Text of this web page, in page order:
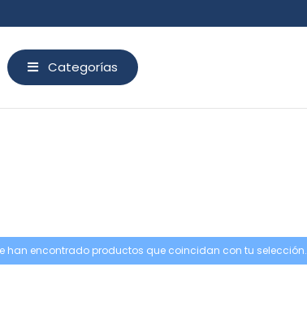
Categorías
han encontrado productos que coincidan con tu selección.